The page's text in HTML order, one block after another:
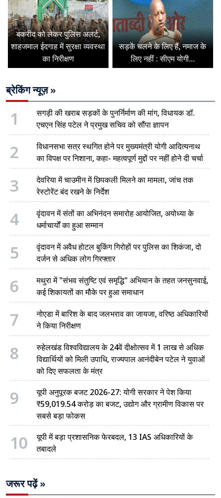
बकरीद को लेकर पुलिस अलर्ट,
शाहजमाल ईदगाह में सुरक्षा व्यवस्था
का निरीक्षण
सड़कें चलने के लिए हैं, नमाज के
लिए नहीं : सीएम योगी...
ब्रेकिंग न्यूज़ »
1
सगड़ी की खराब सड़कों के पुनर्निर्माण की मांग, विधायक डॉ.
एचएन सिंह पटेल ने प्रमुख सचिव को सौंपा ज्ञापन
2
विधानसभा सत्र स्थगित होने पर मुख्यमंत्री योगी आदित्यनाथ
का विपक्ष पर निशाना, कहा- महत्वपूर्ण मुद्दों पर नहीं होने दी चर्चा
3
देवरिया में चाउमीन में छिपकली मिलने का मामला, जांच तक
रेस्टोरेंट बंद रखने के निर्देश
4
वृंदावन में संतों का अभिनंदन समारोह आयोजित, अयोध्या के
धर्माचार्यों का हुआ सम्मान
5
वृंदावन में अवैध होटल बुकिंग गिरोहों पर पुलिस का शिकंजा, दो
दर्जन से अधिक लोग गिरफ्तार
6
मथुरा में "संभव संतुष्टि एवं समृद्धि" अभियान के तहत जनसुनवाई,
कई शिकायतों का मौके पर हुआ समाधान
7
नोएडा में बारिश के बाद जलभराव का जायजा, वरिष्ठ अधिकारियों
ने किया निरीक्षण
8
रुहेलखंड विश्वविद्यालय के 24वें दीक्षोत्सव में 1 लाख से अधिक
विद्यार्थियों को मिली उपाधि, राज्यपाल आनंदीबेन पटेल ने युवाओं
को दिए सफलता के मंत्र
9
यूपी अनुपूरक बजट 2026-27: योगी सरकार ने पेश किया
₹59,019.54 करोड़ का बजट, उद्योग और ग्रामीण विकास पर
सबसे बड़ा फोकस
10
यूपी में बड़ा प्रशासनिक फेरबदल, 13 IAS अधिकारियों के
तबादले
जरूर पढ़ें »